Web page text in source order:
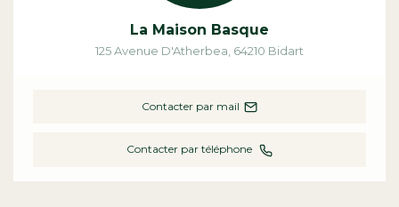
La Maison Basque
125 Avenue D'Atherbea 64210 Bidart
Contacter par mail
Contacter par téléphone